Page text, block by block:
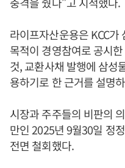
라이프자산운용은 KCC
목적이 경영참여로 공시
것, 교환사채 발행에 삼성
용하기로 한 근거를 설명
시장과 주주들의 비판의
만인 2025년 9월30일 정
전면 철회했다.